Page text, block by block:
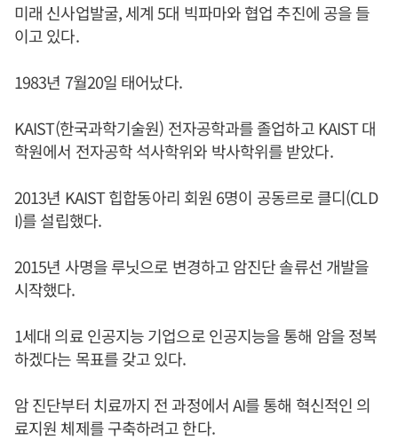
미래 신사업발굴, 세계 5대 빅파마와 협업 추진에 공을 들
이고 있다.
1983년 7월20일 태어났다.
KAIST(한국과학기술원) 전자공학과를 졸업하고 KAIST 대
학원에서 전자공학 석사학위와 박사학위를 받았다.
2013년 KAIST 힙합동아리 회원 6명이 공동르로 클디(CLD
I)를 설립했다.
2015년 사명을 루닛으로 변경하고 암진단 솔류선 개발을
시작했다.
1세대 의료 인공지능 기업으로 인공지능을 통해 암을 정복
하겠다는 목표를 갖고 있다.
암 진단부터 치료까지 전 과정에서 AI를 통해 혁신적인 의
료지원 체제를 구축하려고 한다.